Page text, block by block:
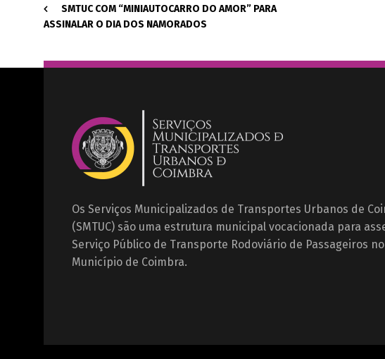
SMTUC COM “MINIAUTOCARRO DO AMOR” PARA
ASSINALAR O DIA DOS NAMORADOS
Os Serviços Municipalizados de Transportes Urbanos de
(SMTUC) são uma estrutura municipal vocacionada para
Serviço Público de Transporte Rodoviário de Passageiros no
Município de Coimbra.